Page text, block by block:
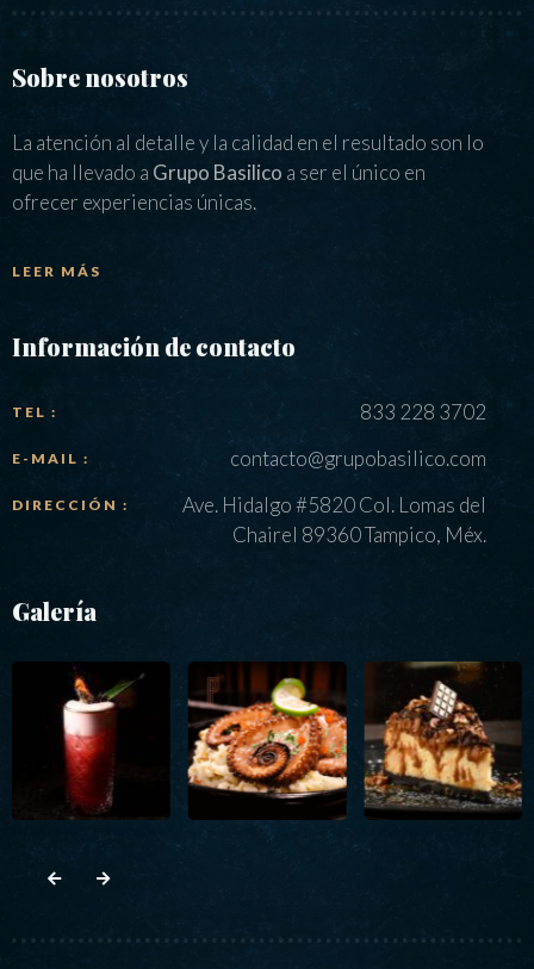
Sobre nosotros
La atención al detalle y la calidad en el resultado son lo
que ha llevado a Grupo Basilico a ser el único en
ofrecer experiencias únicas.
LEER MÁS
Información de contacto
TEL : 833 228 3702
E-MAIL : contacto@grupobasilico.com
DIRECCIÓN :
Ave. Hidalgo #5820 Col. Lomas del
Chairel 89360 Tampico, Méx.
Galería